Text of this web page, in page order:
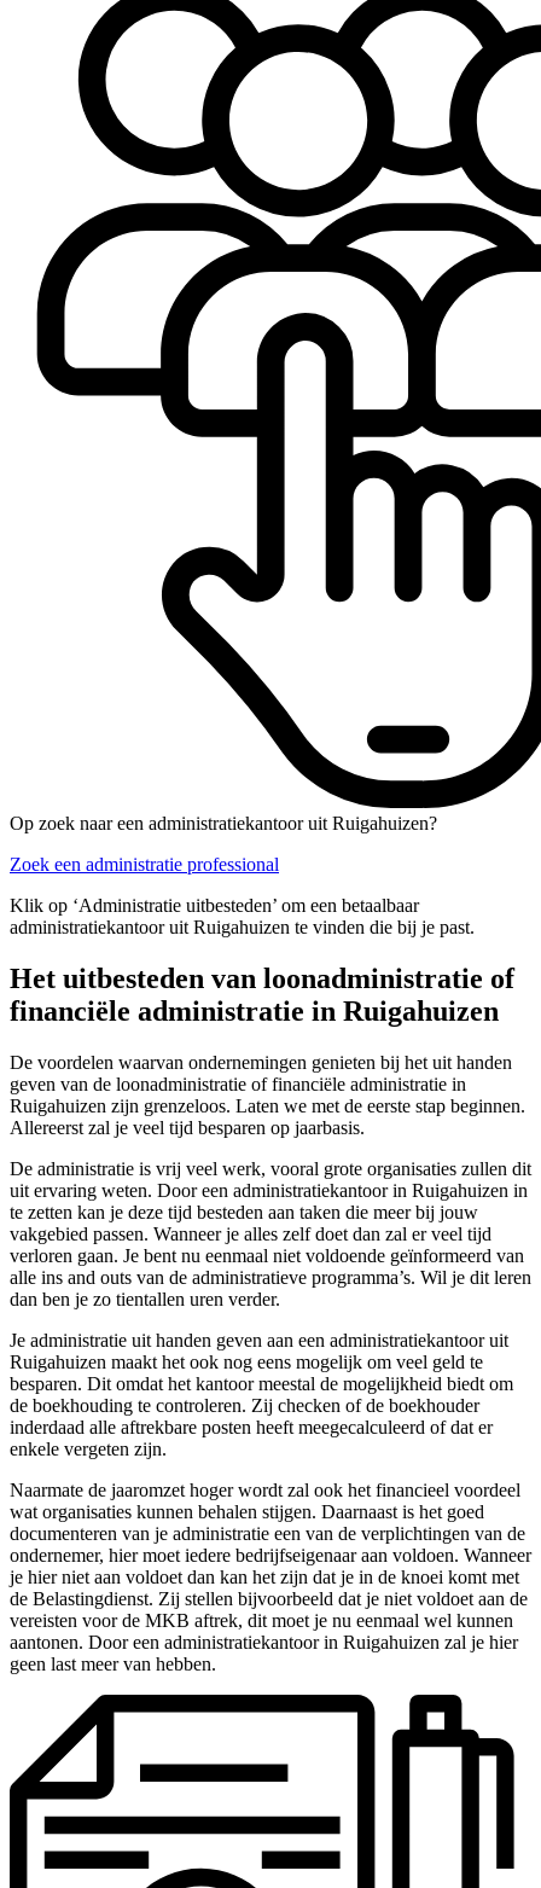
Op zoek naar een administratiekantoor uit Ruigahuizen?
Zoek een administratie professional
Klik op ‘Administratie uitbesteden’ om een betaalbaar
administratiekantoor uit Ruigahuizen te vinden die bij je past.
Het uitbesteden van loonadministratie of
financiële administratie in Ruigahuizen
De voordelen waarvan ondernemingen genieten bij het uit handen
geven van de loonadministratie of financiële administratie in
Ruigahuizen zijn grenzeloos. Laten we met de eerste stap beginnen.
Allereerst zal je veel tijd besparen op jaarbasis.
De administratie is vrij veel werk, vooral grote organisaties zullen dit
uit ervaring weten. Door een administratiekantoor in Ruigahuizen in
te zetten kan je deze tijd besteden aan taken die meer bij jouw
vakgebied passen. Wanneer je alles zelf doet dan zal er veel tijd
verloren gaan. Je bent nu eenmaal niet voldoende geïnformeerd van
alle ins and outs van de administratieve programma’s. Wil je dit leren
dan ben je zo tientallen uren verder.
Je administratie uit handen geven aan een administratiekantoor uit
Ruigahuizen maakt het ook nog eens mogelijk om veel geld te
besparen. Dit omdat het kantoor meestal de mogelijkheid biedt om
de boekhouding te controleren. Zij checken of de boekhouder
inderdaad alle aftrekbare posten heeft meegecalculeerd of dat er
enkele vergeten zijn.
Naarmate de jaaromzet hoger wordt zal ook het financieel voordeel
wat organisaties kunnen behalen stijgen. Daarnaast is het goed
documenteren van je administratie een van de verplichtingen van de
ondernemer, hier moet iedere bedrijfseigenaar aan voldoen. Wanneer
je hier niet aan voldoet dan kan het zijn dat je in de knoei komt met
de Belastingdienst. Zij stellen bijvoorbeeld dat je niet voldoet aan de
vereisten voor de MKB aftrek, dit moet je nu eenmaal wel kunnen
aantonen. Door een administratiekantoor in Ruigahuizen zal je hier
geen last meer van hebben.